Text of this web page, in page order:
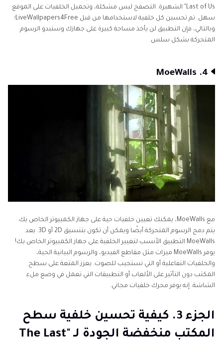
Last of Us" الشهيرة. التصفح ليس مشكلة، وتحميل الخلفيات على الموقع
سهل. تم تحسين كل خلفية لاستخدامها من قبل LiveWallpapers4Free؛
وبالتالي، فإن التطبيق لن يأخذ مساحة كبيرة على جهازك وستبدو الرسوم
المتحركة بشكل سلس.
4. MoeWalls
مع MoeWalls، يمكنك تعيين خلفيات حية على جهاز الكمبيوتر الخاص بك.
يتم دمج الرسوم المتحركة أيضًا ويمكن أن تكون بتنسيق 2D أو 3D. يعد
MoeWalls التطبيق الأنسب لتغيير الخلفية على جهاز الكمبيوتر الخاص بك!
يوفر MoeWalls ميزات مثل مقاطع الفيديو، والرسوم البيانية الحية،
والخلفيات التفاعلية أو التي تستجيب للصوت. يعزز المتعة على سطح
المكتب دون التأثير على الألعاب أو التطبيقات التي تعمل في وضع ملء
الشاشة. إنه يوفر محرك خلفيات مجاني.
الجزء 3. كيفية تحسين خلفية سطح
المكتب منخفضة الجودة لـ "The Last